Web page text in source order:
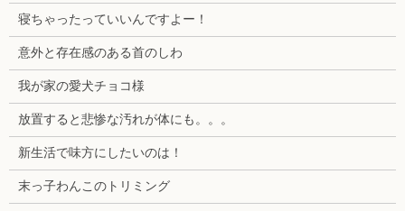
寝ちゃったっていいんですよー！
意外と存在感のある首のしわ
我が家の愛犬チョコ様
放置すると悲惨な汚れが体にも。。。
新生活で味方にしたいのは！
末っ子わんこのトリミング